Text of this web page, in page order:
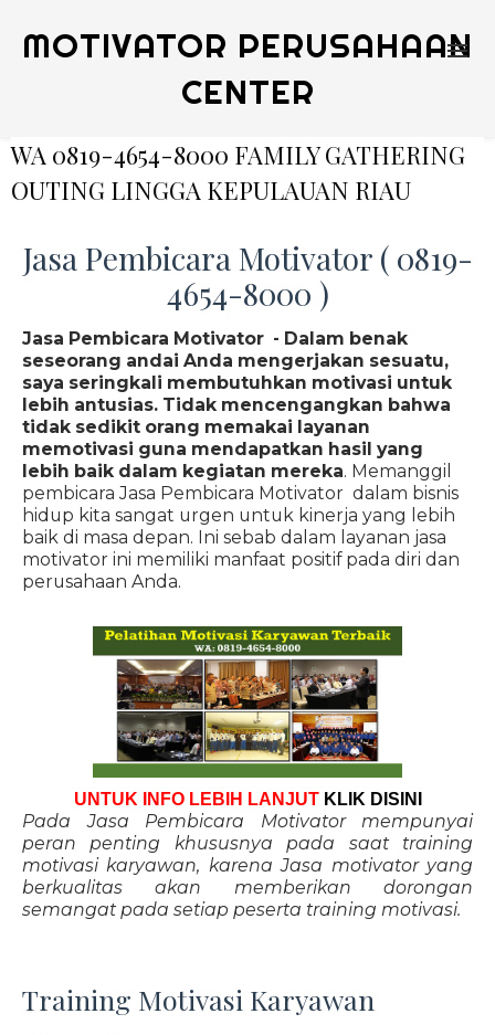
MOTIVATOR PERUSAHAAN
CENTER
WA 0819-4654-8000 FAMILY GATHERING
OUTING LINGGA KEPULAUAN RIAU
Jasa Pembicara Motivator ( 0819-
4654-8000 )
Jasa Pembicara Motivator - Dalam benak
seseorang andai Anda mengerjakan sesuatu,
saya seringkali membutuhkan motivasi untuk
lebih antusias. Tidak mencengangkan bahwa
tidak sedikit orang memakai layanan
memotivasi guna mendapatkan hasil yang
lebih baik dalam kegiatan mereka. Memanggil
pembicara Jasa Pembicara Motivator dalam bisnis
hidup kita sangat urgen untuk kinerja yang lebih
baik di masa depan. Ini sebab dalam layanan jasa
motivator ini memiliki manfaat positif pada diri dan
perusahaan Anda.
UNTUK INFO LEBIH LANJUT KLIK DISINI
Pada Jasa Pembicara Motivator mempunyai
peran penting khususnya pada saat training
motivasi karyawan, karena Jasa motivator yang
berkualitas akan memberikan dorongan
semangat pada setiap peserta training motivasi.
Training Motivasi Karyawan